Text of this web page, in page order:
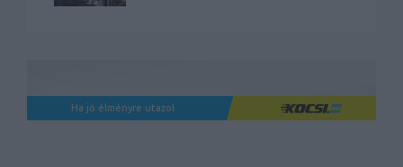
Ha jó élményre utazol